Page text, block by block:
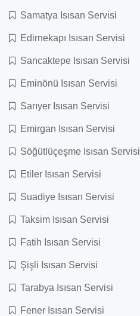
Samatya Isısan Servisi
Edirnekapı Isısan Servisi
Sancaktepe Isısan Servisi
Eminönü Isısan Servisi
Sarıyer Isısan Servisi
Emirgan Isısan Servisi
Söğütlüçeşme Isısan Servisi
Etiler Isısan Servisi
Suadiye Isısan Servisi
Taksim Isısan Servisi
Fatih Isısan Servisi
Şişli Isısan Servisi
Tarabya Isısan Servisi
Fener Isısan Servisi